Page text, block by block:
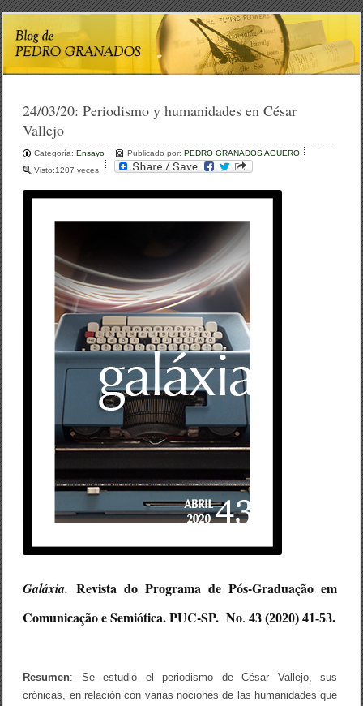
24/03/20:Periodismo y humanidades en César
Vallejo
Categoría:Ensayo Publicado por:PEDRO GRANADOS AGUERO
Visto:1207 veces
Galáxia. Revista do Programa de Pós-Graduação em
Comunicação e Semiótica. PUC-SP. No. 43 (2020) 41-53.
Resumen: Se estudió el periodismo de César Vallejo, sus
crónicas, en relación con varias nociones de las humanidades que